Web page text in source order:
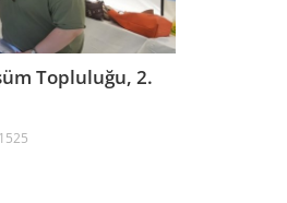
Topluluğu, 2.
1525